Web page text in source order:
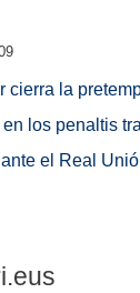
cierra la
los penaltis
el Real